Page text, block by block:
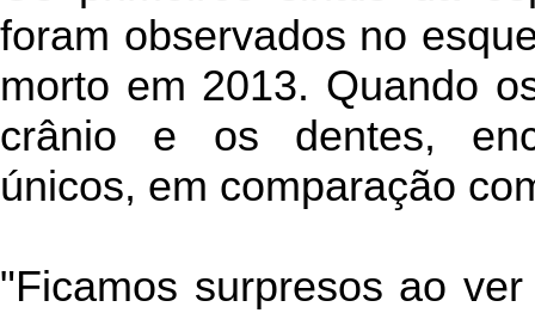
foram observados no
morto em 2013. Quando
crânio e os dentes,
únicos, em comparação
"Ficamos surpresos ao